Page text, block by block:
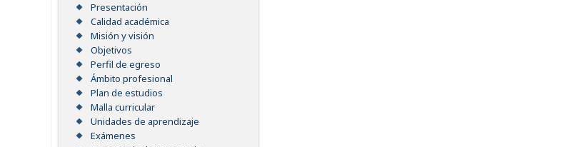
Presentación
Calidad académica
Misión y visión
Objetivos
Perfil de egreso
Ámbito profesional
Plan de estudios
Malla curricular
Unidades de aprendizaje
Exámenes